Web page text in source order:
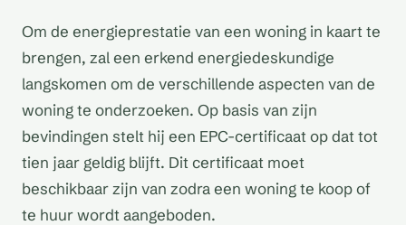
Om de energieprestatie van een woning in kaart te
brengen, zal een erkend energiedeskundige
langskomen om de verschillende aspecten van de
woning te onderzoeken. Op basis van zijn
bevindingen stelt hij een EPC-certificaat op dat tot
tien jaar geldig blijft. Dit certificaat moet
beschikbaar zijn van zodra een woning te koop of
te huur wordt aangeboden.